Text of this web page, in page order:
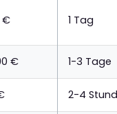
€ 1 Tag
€ 1-3 Tage
2-4